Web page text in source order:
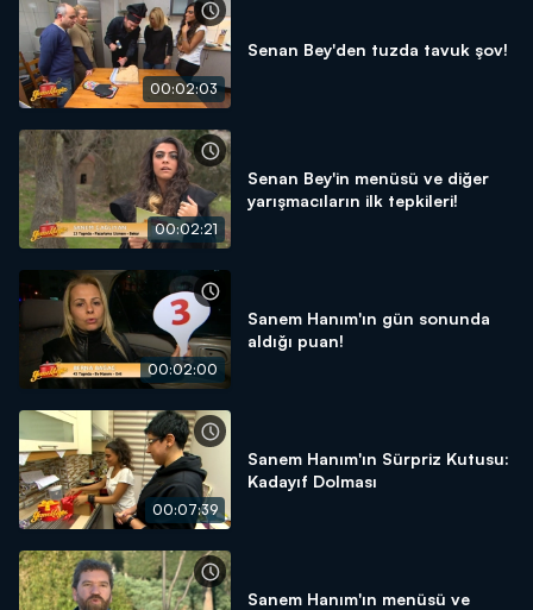
00:02:03
Senan Bey'den tuzda tavuk şov!
00:02:21
Senan Bey'in menüsü ve diğer
yarışmacıların ilk tepkileri!
00:02:00
Sanem Hanım'ın gün sonunda
aldığı puan!
00:07:39
Sanem Hanım'ın Sürpriz Kutusu:
Kadayıf Dolması
Sanem Hanım'ın menüsü ve